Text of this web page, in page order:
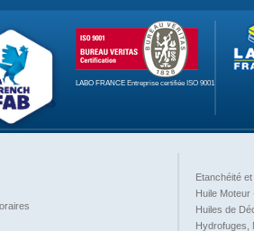
LABO FRANCE Entreprise certifiée ISO 9001
Etanchéité
Huile
Huiles de
Hydrofuges,